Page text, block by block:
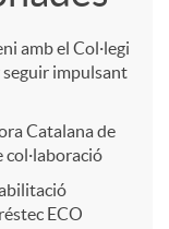
amb el Col·legi
seguir impulsant
Catalana de
col·laboració
ECO